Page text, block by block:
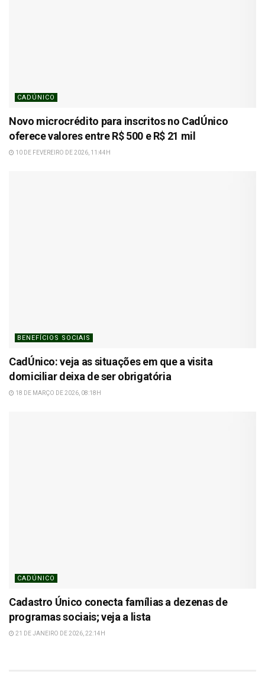
CADÚNICO
Novo microcrédito para inscritos no CadÚnico
oferece valores entre R$ 500 e R$ 21 mil
10 DE FEVEREIRO DE 2026, 11:44H
BENEFÍCIOS SOCIAIS
CadÚnico: veja as situações em que a visita
domiciliar deixa de ser obrigatória
18 DE MARÇO DE 2026, 08:18H
CADÚNICO
Cadastro Único conecta famílias a dezenas de
programas sociais; veja a lista
21 DE JANEIRO DE 2026, 22:14H